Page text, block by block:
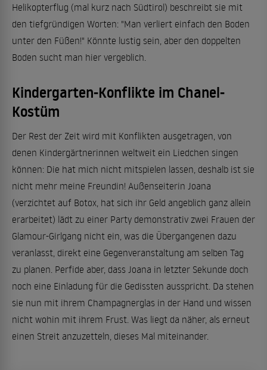
Helikopterflug (mal kurz nach Südtirol) beschreibt sie mit
den tiefgründigen Worten: "Man verliert einfach den Boden
unter den Füßen!" Könnte lustig sein, aber den doppelten
Boden sucht man hier vergeblich.
Kindergarten-Konflikte im Chanel-
Kostüm
Der Rest der Zeit wird mit Konflikten ausgetragen, von
denen Kindergärtnerinnen weltweit ein Liedchen singen
können: Die hat mich nicht mitspielen lassen, deshalb ist sie
nicht mehr meine Freundin! Außenseiterin Joana
(verzichtet auf Botox, hat sich ihr Geld angeblich ganz allein
erarbeitet) lädt zu einer Party demonstrativ zwei Frauen der
Glamour-Girlgang nicht ein, was die Übergangenen dazu
veranlasst, direkt eine Gegenveranstaltung am selben Tag
zu planen. Perfide aber, dass Joana in letzter Sekunde doch
noch eine Einladung für die Gedissten ausspricht. Da stehen
sie nun mit ihrem Champagnerglas in der Hand und wissen
nicht wohin mit ihrem Frust. Was liegt da näher, als erneut
einen Streit anzuzetteln, dieses Mal miteinander.